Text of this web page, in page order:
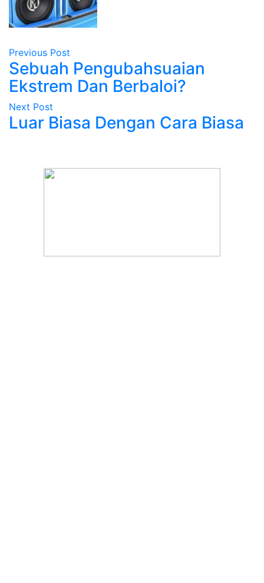
Previous Post
Sebuah Pengubahsuaian
Ekstrem Dan Berbaloi?
Next Post
Luar Biasa Dengan Cara Biasa